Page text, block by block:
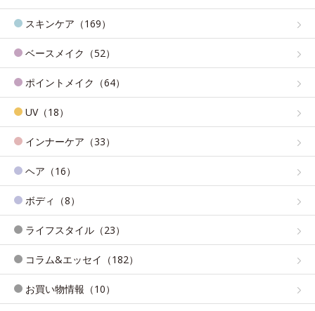
スキンケア（169）
ベースメイク（52）
ポイントメイク（64）
UV（18）
インナーケア（33）
ヘア（16）
ボディ（8）
ライフスタイル（23）
コラム&エッセイ（182）
お買い物情報（10）